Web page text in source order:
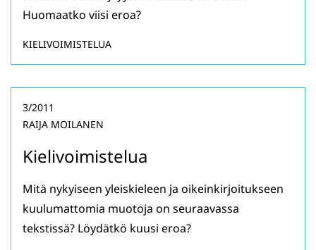
Huomaatko viisi eroa?
KIELIVOIMISTELUA
Kielivoimistelua
3/2011
RAIJA MOILANEN
Mitä nykyiseen yleiskieleen ja oikeinkirjoitukseen
kuulumattomia muotoja on seuraavassa
tekstissä? Löydätkö kuusi eroa?